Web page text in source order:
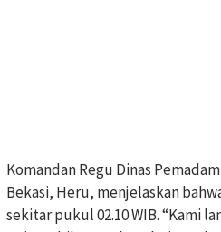
Komandan Regu Dinas
Bekasi, Heru, menjelaskan
sekitar pukul 02.10 WIB. “Kami